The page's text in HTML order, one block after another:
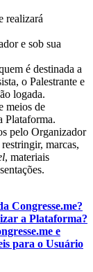
realizará
e sob sua
é destinada a
o Palestrante e
logada.
meios de
Plataforma.
pelo Organizador
marcas,
, materiais
Congresse.me?
a Plataforma?
e
para o Usuário